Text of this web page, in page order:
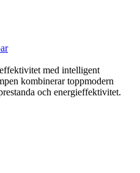
kr
kr
med intelligent
kombinerar toppmodern
och energieffektivitet.